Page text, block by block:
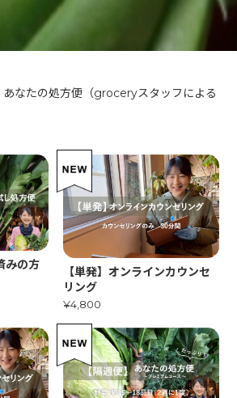
あなたの処方便（groceryスタッフによる
みの方
【単発】オンラインカウンセ
リング
¥4,800